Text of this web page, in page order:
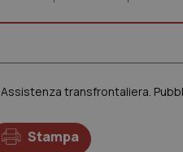
Assistenza transfrontaliera.
Stampa